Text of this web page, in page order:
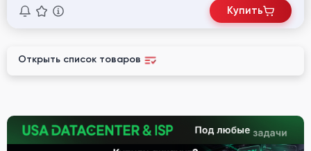
Купить
Открыть список товаров